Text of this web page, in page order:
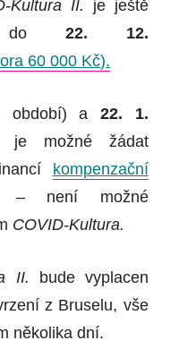
Kultura II. je ještě
do 22. 12.
60 000 Kč).
období) a 22. 1.
je možné žádat
kompenzační
– není možné
COVID-Kultura.
II. bude vyplacen
z Bruselu, vše
několika dní.